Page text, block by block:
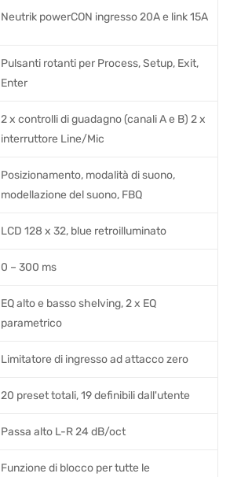
Neutrik powerCON ingresso 20A e link 15A
Pulsanti rotanti per Process, Setup, Exit,
Enter
2 x controlli di guadagno (canali A e B) 2 x
interruttore Line/Mic
Posizionamento, modalità di suono,
modellazione del suono, FBQ
LCD 128 x 32, blue retroilluminato
0 – 300 ms
EQ alto e basso shelving, 2 x EQ
parametrico
Limitatore di ingresso ad attacco zero
20 preset totali, 19 definibili dall'utente
Passa alto L-R 24 dB/oct
Funzione di blocco per tutte le